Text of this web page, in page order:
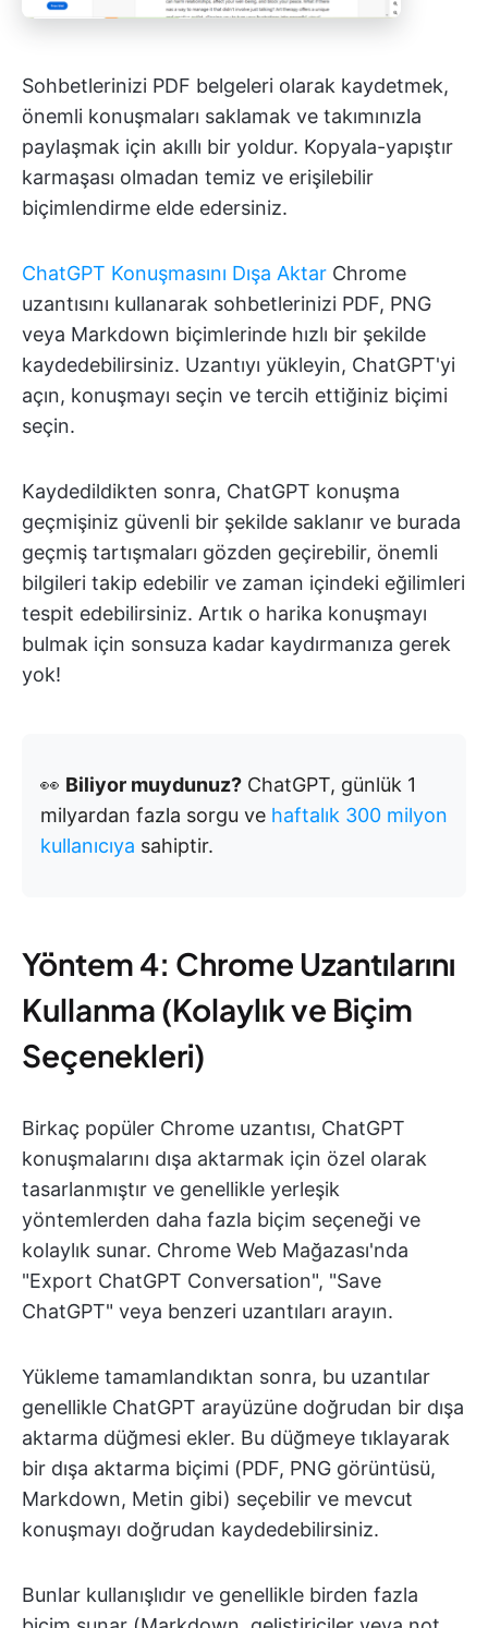
Sohbetlerinizi PDF belgeleri olarak kaydetmek,
önemli konuşmaları saklamak ve takımınızla
paylaşmak için akıllı bir yoldur. Kopyala-yapıştır
karmaşası olmadan temiz ve erişilebilir
biçimlendirme elde edersiniz.
ChatGPT Konuşmasını Dışa Aktar Chrome
uzantısını kullanarak sohbetlerinizi PDF, PNG
veya Markdown biçimlerinde hızlı bir şekilde
kaydedebilirsiniz. Uzantıyı yükleyin, ChatGPT'yi
açın, konuşmayı seçin ve tercih ettiğiniz biçimi
seçin.
Kaydedildikten sonra, ChatGPT konuşma
geçmişiniz güvenli bir şekilde saklanır ve burada
geçmiş tartışmaları gözden geçirebilir, önemli
bilgileri takip edebilir ve zaman içindeki eğilimleri
tespit edebilirsiniz. Artık o harika konuşmayı
bulmak için sonsuza kadar kaydırmanıza gerek
yok!
👀 Biliyor muydunuz? ChatGPT, günlük 1
milyardan fazla sorgu ve haftalık 300 milyon
kullanıcıya sahiptir.
Yöntem 4: Chrome Uzantılarını
Kullanma (Kolaylık ve Biçim
Seçenekleri)
Birkaç popüler Chrome uzantısı, ChatGPT
konuşmalarını dışa aktarmak için özel olarak
tasarlanmıştır ve genellikle yerleşik
yöntemlerden daha fazla biçim seçeneği ve
kolaylık sunar. Chrome Web Mağazası'nda
"Export ChatGPT Conversation", "Save
ChatGPT" veya benzeri uzantıları arayın.
Yükleme tamamlandıktan sonra, bu uzantılar
genellikle ChatGPT arayüzüne doğrudan bir dışa
aktarma düğmesi ekler. Bu düğmeye tıklayarak
bir dışa aktarma biçimi (PDF, PNG görüntüsü,
Markdown, Metin gibi) seçebilir ve mevcut
konuşmayı doğrudan kaydedebilirsiniz.
Bunlar kullanışlıdır ve genellikle birden fazla